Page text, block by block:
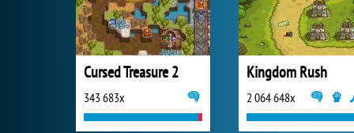
Cursed Treasure 2
343 683x
Kingdom Rush
2 064 648x